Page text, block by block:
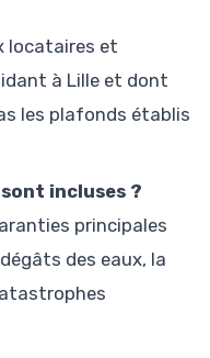
locataires et
à Lille et dont
les plafonds établis
incluses ?
principales
des eaux, la